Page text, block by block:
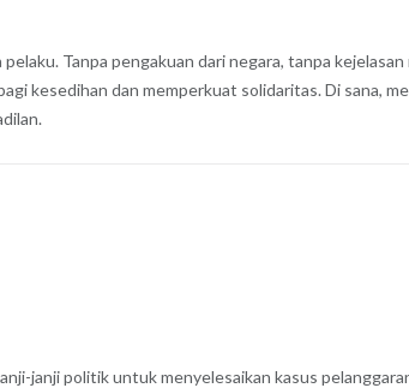
Tanpa pengakuan dari negara, tanpa
kesedihan dan memperkuat solidaritas. Di sana,
janji politik untuk menyelesaikan kasus